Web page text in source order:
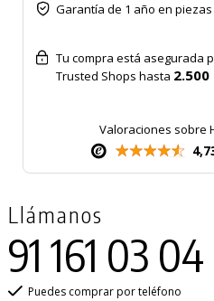
Garantía de 1 año en piezas
Tu compra está asegurada
Trusted Shops hasta 2.500
Valoraciones sobre
Llámanos
91 161 03 04
Puedes comprar por teléfono